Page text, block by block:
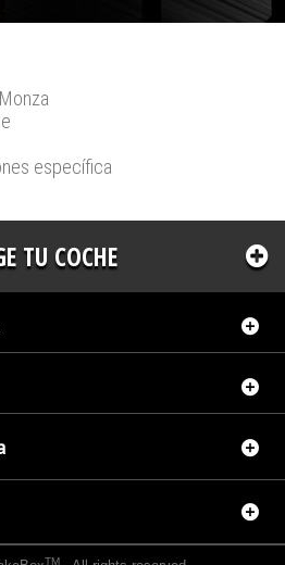
específica
TU COCHE
TM